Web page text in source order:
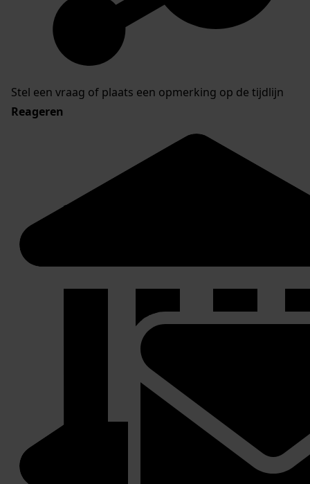
Stel een vraag of plaats een opmerking op de tijdlijn
Reageren